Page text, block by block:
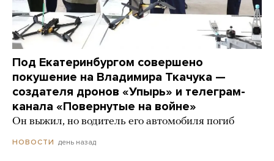
Под Екатеринбургом совершено
покушение на Владимира Ткачука —
создателя дронов «Упырь» и телеграм-
канала «Повернутые на войне»
Он выжил, но водитель его автомобиля погиб
НОВОСТИ день назад